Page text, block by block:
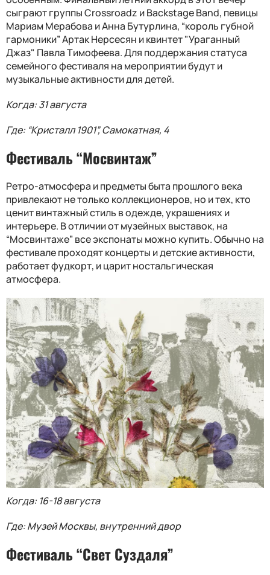
сыграют группы Crossroadz и Backstage Band, певицы
Мариам Мерабова и Анна Бутурлина, “король губной
гармоники” Артак Нерсесян и квинтет "Ураганный
Джаз" Павла Тимофеева. Для поддержания статуса
семейного фестиваля на мероприятии будут и
музыкальные активности для детей.
Когда: 31 августа
Где: “Кристалл 1901”, Самокатная, 4
Фестиваль “Мосвинтаж”
Ретро-атмосфера и предметы быта прошлого века
привлекают не только коллекционеров, но и тех, кто
ценит винтажный стиль в одежде, украшениях и
интерьере. В отличии от музейных выставок, на
“Мосвинтаже” все экспонаты можно купить. Обычно на
фестивале проходят концерты и детские активности,
работает фудкорт, и царит ностальгическая
атмосфера.
Когда: 16-18 августа
Где: Музей Москвы, внутренний двор
Фестиваль “Свет Суздаля”